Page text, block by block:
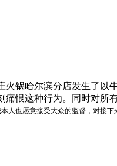
哈尔滨分店发生了以
恨这种行为。同时对所
人也愿意接受大众的监督，对接下